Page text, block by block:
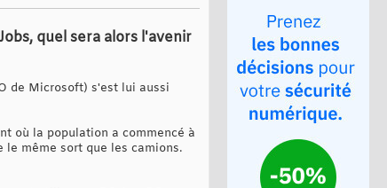
quel sera alors l'avenir
de Microsoft) s'est lui aussi
où la population a commencé à
le même sort que les camions.